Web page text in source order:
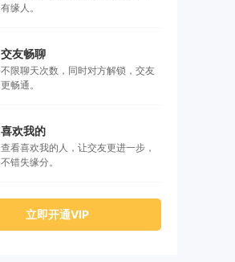
有缘人。
交友畅聊
不限聊天次数，同时对方解锁，交友
更畅通。
喜欢我的
查看喜欢我的人，让交友更进一步，
不错失缘分。
立即开通VIP